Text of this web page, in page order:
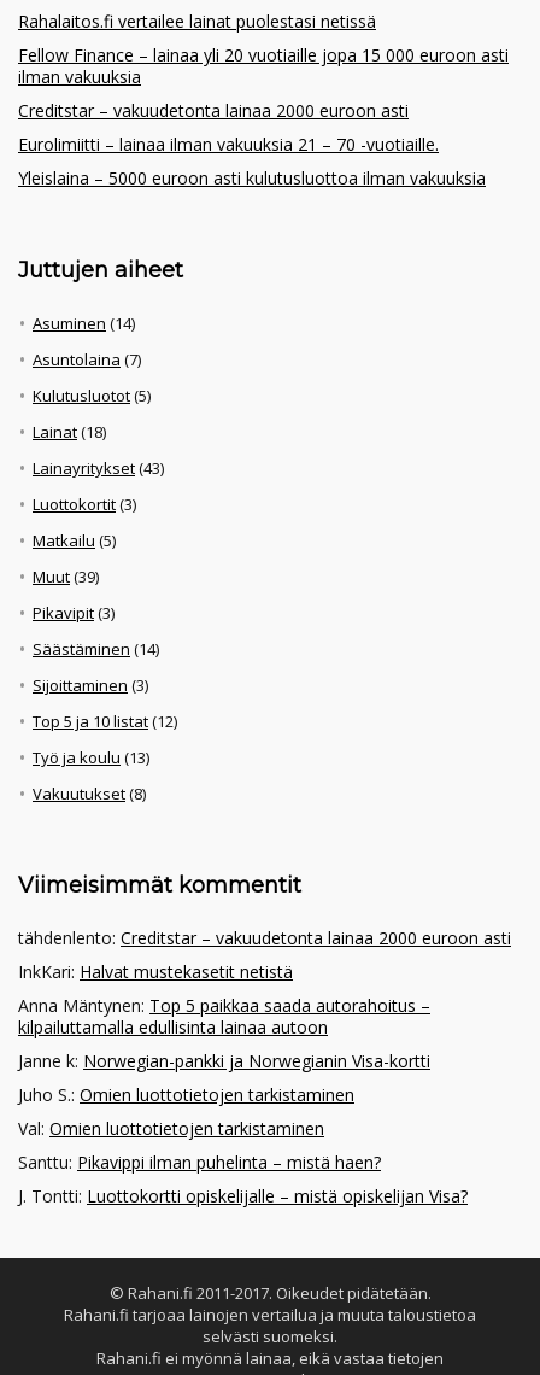
Rahalaitos.fi vertailee lainat puolestasi netissä
Fellow Finance – lainaa yli 20 vuotiaille jopa 15 000 euroon asti
ilman vakuuksia
Creditstar – vakuudetonta lainaa 2000 euroon asti
Eurolimiitti – lainaa ilman vakuuksia 21 – 70 -vuotiaille.
Yleislaina – 5000 euroon asti kulutusluottoa ilman vakuuksia
Juttujen aiheet
Asuminen (14)
Asuntolaina (7)
Kulutusluotot(5)
Lainat(18)
Lainayritykset(43)
Luottokortit(3)
Matkailu (5)
Muut(39)
Pikavipit(3)
Säästäminen (14)
Sijoittaminen (3)
Top 5 ja 10 listat(12)
Työ ja koulu (13)
Vakuutukset(8)
Viimeisimmät kommentit
tähdenlento: Creditstar – vakuudetonta lainaa 2000 euroon asti
InkKari: Halvat mustekasetit netistä
Anna Mäntynen: Top 5 paikkaa saada autorahoitus –
kilpailuttamalla edullisinta lainaa autoon
Janne k: Norwegian-pankki ja Norwegianin Visa-kortti
Juho S.: Omien luottotietojen tarkistaminen
Val: Omien luottotietojen tarkistaminen
Santtu: Pikavippi ilman puhelinta – mistä haen?
J. Tontti: Luottokortti opiskelijalle – mistä opiskelijan Visa?
© Rahani.fi 2011-2017. Oikeudet pidätetään.
Rahani.fi tarjoaa lainojen vertailua ja muuta taloustietoa
selvästi suomeksi.
Rahani.fi ei myönnä lainaa, eikä vastaa tietojen